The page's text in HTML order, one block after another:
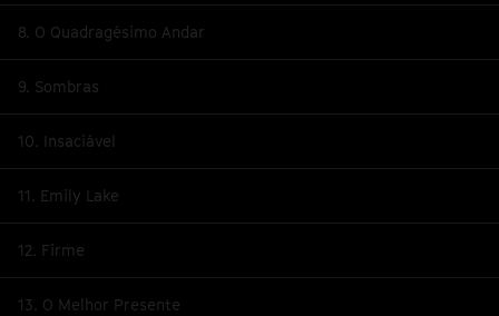
8. O Quadragésimo Andar
9. Sombras
10. Insaciável
11. Emily Lake
12. Firme
13. O Melhor Presente